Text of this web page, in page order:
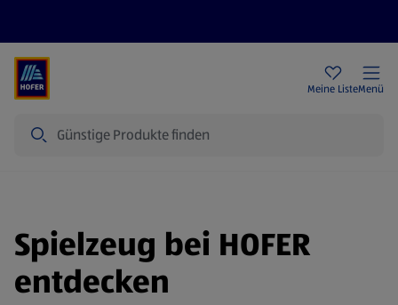
Meine ListeMenü
Spielzeug bei HOFER
entdecken